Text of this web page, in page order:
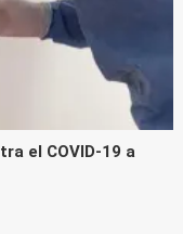
el COVID-19 a